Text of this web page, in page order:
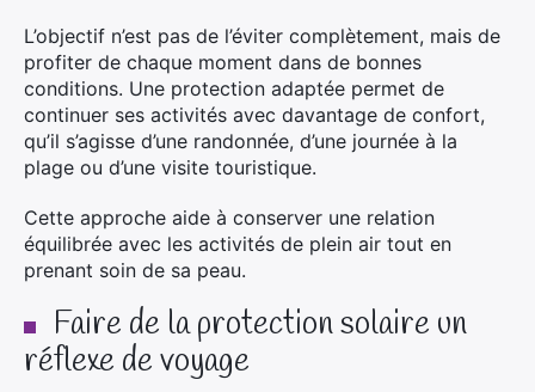
L’objectif n’est pas de l’éviter complètement, mais de
profiter de chaque moment dans de bonnes
conditions. Une protection adaptée permet de
continuer ses activités avec davantage de confort,
qu’il s’agisse d’une randonnée, d’une journée à la
plage ou d’une visite touristique.
Cette approche aide à conserver une relation
équilibrée avec les activités de plein air tout en
prenant soin de sa peau.
Faire de la protection solaire un
réflexe de voyage